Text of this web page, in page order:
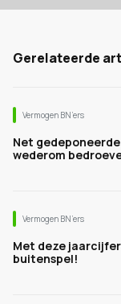
Gerelateerde
Vermogen BN’ers
Net
wederom
Vermogen BN’ers
Met deze
buitenspel!